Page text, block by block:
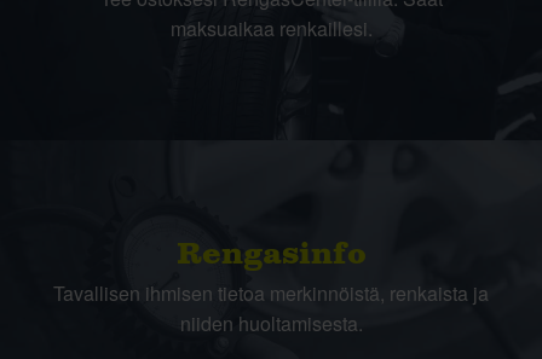
maksuaikaa renkaillesi.
Rengasinfo
Tavallisen ihmisen tietoa merkinnöistä, renkaista ja
niiden huoltamisesta.